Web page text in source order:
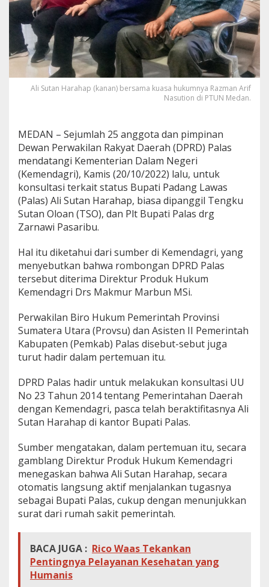
n
g
i
s
a
C
p
u
p
a
t
i
H
a
n
y
M
e
n
d
a
Ali Sutan Harahap (kanan) bersama kuasa hukumnya Razman Arif
Nasution di PTUN Medan.
MEDAN – Sejumlah 25 anggota dan pimpinan
Dewan Perwakilan Rakyat Daerah (DPRD) Palas
mendatangi Kementerian Dalam Negeri
(Kemendagri), Kamis (20/10/2022) lalu, untuk
konsultasi terkait status Bupati Padang Lawas
(Palas) Ali Sutan Harahap, biasa dipanggil Tengku
Sutan Oloan (TSO), dan Plt Bupati Palas drg
Zarnawi Pasaribu.
Hal itu diketahui dari sumber di Kemendagri, yang
menyebutkan bahwa rombongan DPRD Palas
tersebut diterima Direktur Produk Hukum
Kemendagri Drs Makmur Marbun MSi.
Perwakilan Biro Hukum Pemerintah Provinsi
Sumatera Utara (Provsu) dan Asisten II Pemerintah
Kabupaten (Pemkab) Palas disebut-sebut juga
turut hadir dalam pertemuan itu.
DPRD Palas hadir untuk melakukan konsultasi UU
No 23 Tahun 2014 tentang Pemerintahan Daerah
dengan Kemendagri, pasca telah beraktifitasnya Ali
Sutan Harahap di kantor Bupati Palas.
Sumber mengatakan, dalam pertemuan itu, secara
gamblang Direktur Produk Hukum Kemendagri
menegaskan bahwa Ali Sutan Harahap, secara
otomatis langsung aktif menjalankan tugasnya
sebagai Bupati Palas, cukup dengan menunjukkan
surat dari rumah sakit pemerintah.
BACA JUGA : Rico Waas Tekankan
Pentingnya Pelayanan Kesehatan yang
Humanis